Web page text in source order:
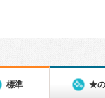
標準 ★